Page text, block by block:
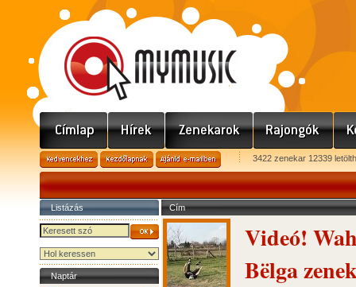
3422 zenekar 12339
Listázás
Naptár
Cím
Videó!
Bëlga